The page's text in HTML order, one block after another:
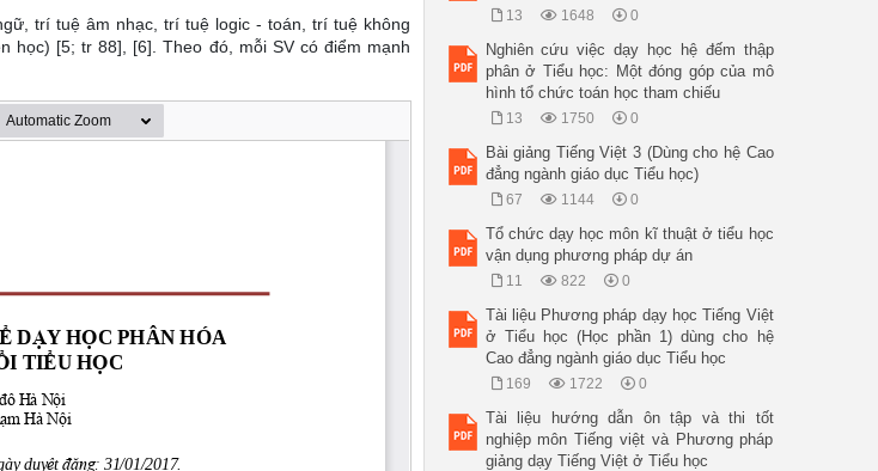
trí tuệ âm nhạc, trí tuệ logic - toán, trí tuệ không
[5; tr 88], [6]. Theo đó, mỗi SV có điểm mạnh
13 1648 0
Nghiên cứu việc dạy học hệ đếm thập
phân ở Tiểu học: Một đóng góp của mô
hình tổ chức toán học tham chiếu
13 1750 0
Bài giảng Tiếng Việt 3 (Dùng cho hệ Cao
đẳng ngành giáo dục Tiểu học)
67 1144 0
Tổ chức dạy học môn kĩ thuật ở tiểu học
vận dụng phương pháp dự án
11 822 0
Tài liệu Phương pháp dạy học Tiếng Việt
ở Tiểu học (Học phần 1) dùng cho hệ
Cao đẳng ngành giáo dục Tiểu học
169 1722 0
Tài liệu hướng dẫn ôn tập và thi tốt
nghiệp môn Tiếng việt và Phương pháp
giảng dạy Tiếng Việt ở Tiểu học